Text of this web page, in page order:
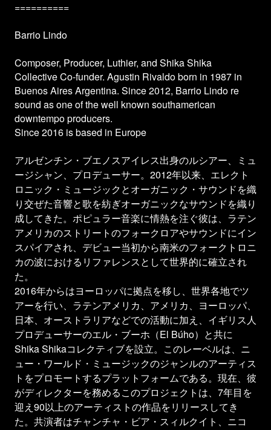
==========
Barrio Lindo
Composer, Producer, Luthier, and Shika Shika
Collective Co-funder. Agustin Rivaldo born in 1987 in
Buenos Aires Argentina. Since 2012, Barrio Lindo re
sound as one of the well known southamerican
downtempo producers.
Since 2016 is based in Europe
アルゼンチン・ブエノスアイレス出身のルシアー、ミュ
ージシャン、プロデューサー。2012年以来、エレクト
ロニック・ミュージックとオーガニック・サウンドを織
り交ぜた音響と歌を紡ぎオーガニックなサウンドを織り
成してきた。ポピュラー音楽に情熱を注ぐ彼は、ラテン
アメリカのストリートのフォークロアやサウンドにイン
スパイアされ、デビュー当初から南米のフォークトロニ
カの波におけるリファレンスとして世界的に確立され
た。
‍2016年からはヨーロッパに拠点を移し、世界各地でツ
アーを行い、ラテンアメリカ、アメリカ、ヨーロッパ、
日本、オーストラリアなどでの活動に加え、イギリス人
プロデューサーのエル・ブーホ（El Búho）と共に
Shika Shikaコレクティブを設立。このレーベルは、ニ
ュー・ワールド・ミュージックのジャンルのアーティス
トをプロモートするプラットフォームである。現在、彼
がディレクターを務めるこのプロジェクトは、7年目を
迎え90以上のアーティストの作品をリリースしてき
た。共演者はチャンチャ・ビア・スィルクイト、ニコ